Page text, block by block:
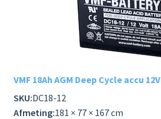
VMF 18Ah AGM Deep Cycle accu 12V
SKU:DC18-12
Afmeting:181 × 77 × 167 cm